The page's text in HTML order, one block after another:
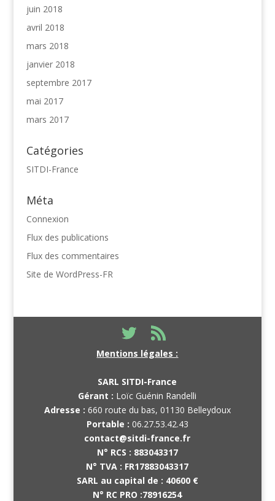
juin 2018
avril 2018
mars 2018
janvier 2018
septembre 2017
mai 2017
mars 2017
Catégories
SITDI-France
Méta
Connexion
Flux des publications
Flux des commentaires
Site de WordPress-FR
Mentions légales :
SARL SITDI-France
Gérant : Loïc Guénin Randelli
Adresse : 660 route du bas, 01130 Belleydoux
Portable : 06.27.53.42.43
contact@sitdi-france.fr
N° RCS : 883043317
N° TVA : FR17883043317
SARL au capital de : 40600 €
N° RC PRO :78916254